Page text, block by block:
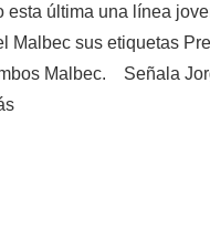
esta última una línea
Malbec sus etiquetas
Malbec. Señala